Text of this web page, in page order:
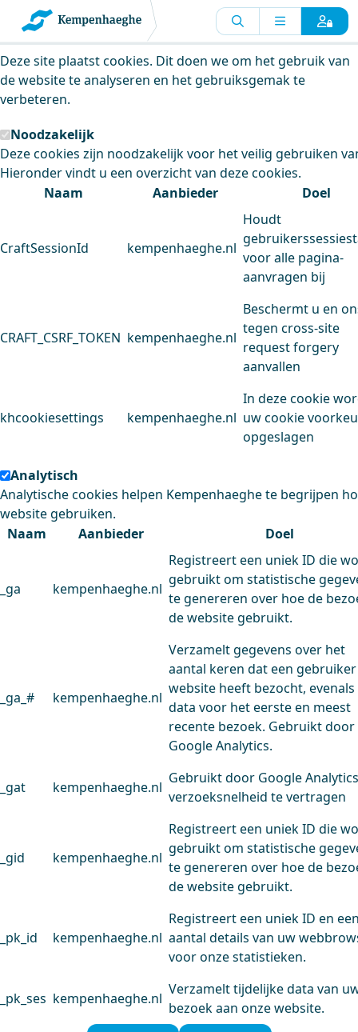
Kempenhaeghe maakt gebruik van
cookies
Deze site plaatst cookies. Dit doen we om het gebruik van
de website te analyseren en het gebruiksgemak te
verbeteren.
Noodzakelijk
Deze cookies zijn noodzakelijk voor het veilig gebruiken
Hieronder vindt u een overzicht van deze cookies.
Naam
Aanbieder Doel
CraftSessionId kempenhaeghe.nl
Houdt
voor alle pagina-
aanvragen bij
CRAFT_CSRF_TOKEN kempenhaeghe.nl
Beschermt u en
tegen cross-site
request forgery
aanvallen
khcookiesettings kempenhaeghe.nl
In deze cookie
uw cookie
opgeslagen
Analytisch
Analytische cookies helpen Kempenhaeghe te begrijpen
website gebruiken.
Naam
Aanbieder Doel
_ga kempenhaeghe.nl
Registreert een uniek ID die
gebruikt om statistische
te genereren over hoe de
de website gebruikt.
_ga_# kempenhaeghe.nl
Verzamelt gegevens over het
aantal keren dat een
website heeft bezocht, evenals
data voor het eerste en meest
recente bezoek. Gebruikt door
Google Analytics.
_gat kempenhaeghe.nl
Gebruikt door Google
verzoeksnelheid te vertragen
_gid kempenhaeghe.nl
Registreert een uniek ID die
gebruikt om statistische
te genereren over hoe de
de website gebruikt.
_pk_id kempenhaeghe.nl
Registreert een uniek ID en
aantal details van uw
voor onze statistieken.
_pk_ses kempenhaeghe.nl
Verzamelt tijdelijke data van
bezoek aan onze website.